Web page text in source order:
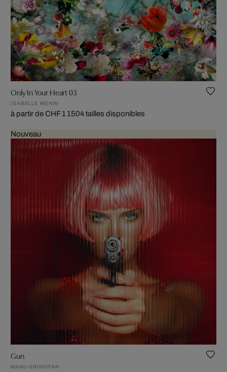
Only In Your Heart 03
ISABELLE MENIN
à partir de CHF 1 1504 tailles disponibles
Nouveau
Gun
MANU GRINSPAN